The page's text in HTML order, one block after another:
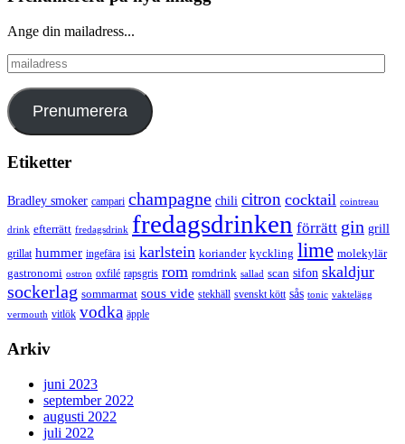
Ange din mailadress...
mailadress
Prenumerera
Etiketter
Bradley smoker campari champagne chili citron cocktail cointreau
drink efterrätt fredagsdrink fredagsdrinken förrätt gin grill
grillat hummer ingefära isi karlstein koriander kyckling lime molekylär
gastronomi ostron oxfilé rapsgris rom romdrink sallad scan sifon skaldjur
sockerlag sommarmat sous vide stekhäll svenskt kött sås tonic vaktelägg
vermouth vitlök vodka äpple
Arkiv
juni 2023
september 2022
augusti 2022
juli 2022